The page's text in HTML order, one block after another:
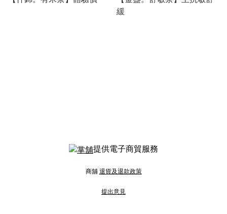
緩
提供電子商貿服務
商舖 退貨及退款政策
提出意見